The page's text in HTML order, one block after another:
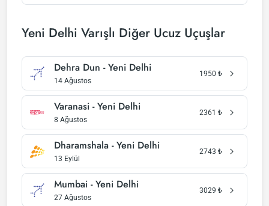
Yeni Delhi Varışlı Diğer Ucuz Uçuşlar
Dehra Dun - Yeni Delhi
14 Ağustos
1950 ₺
Varanasi - Yeni Delhi
8 Ağustos
2361 ₺
Dharamshala - Yeni Delhi
13 Eylül
2743 ₺
Mumbai - Yeni Delhi
27 Ağustos
3029 ₺